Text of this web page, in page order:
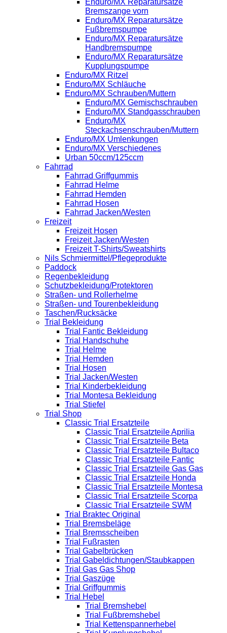
Enduro/MX Reparatursätze
Bremszange vorn
Enduro/MX Reparatursätze
Fußbremspumpe
Enduro/MX Reparatursätze
Handbremspumpe
Enduro/MX Reparatursätze
Kupplungspumpe
Enduro/MX Ritzel
Enduro/MX Schläuche
Enduro/MX Schrauben/Muttern
Enduro/MX Gemischschrauben
Enduro/MX Standgasschrauben
Enduro/MX
Steckachsenschrauben/Muttern
Enduro/MX Umlenkungen
Enduro/MX Verschiedenes
Urban 50ccm/125ccm
Fahrrad
Fahrrad Griffgummis
Fahrrad Helme
Fahrrad Hemden
Fahrrad Hosen
Fahrrad Jacken/Westen
Freizeit
Freizeit Hosen
Freizeit Jacken/Westen
Freizeit T-Shirts/Sweatshirts
Nils Schmiermittel/Pflegeprodukte
Paddock
Regenbekleidung
Schutzbekleidung/Protektoren
Straßen- und Rollerhelme
Straßen- und Tourenbekleidung
Taschen/Rucksäcke
Trial Bekleidung
Trial Fantic Bekleidung
Trial Handschuhe
Trial Helme
Trial Hemden
Trial Hosen
Trial Jacken/Westen
Trial Kinderbekleidung
Trial Montesa Bekleidung
Trial Stiefel
Trial Shop
Classic Trial Ersatzteile
Classic Trial Ersatzteile Aprilia
Classic Trial Ersatzteile Beta
Classic Trial Ersatzteile Bultaco
Classic Trial Ersatzteile Fantic
Classic Trial Ersatzteile Gas Gas
Classic Trial Ersatzteile Honda
Classic Trial Ersatzteile Montesa
Classic Trial Ersatzteile Scorpa
Classic Trial Ersatzteile SWM
Trial Braktec Original
Trial Bremsbeläge
Trial Bremsscheiben
Trial Fußrasten
Trial Gabelbrücken
Trial Gabeldichtungen/Staubkappen
Trial Gas Gas Shop
Trial Gaszüge
Trial Griffgummis
Trial Hebel
Trial Bremshebel
Trial Fußbremshebel
Trial Kettenspannerhebel